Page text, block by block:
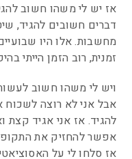
אז יש לי משהו חשוב
דברים חשובים להגיד,
מחשבות. אלו היו
זמנית, רוב הזמן הייתי
ויש לי משהו חשוב
אבל אני לא רוצה
להגיד. אז אני אגיד קצת
אפשר להחזיק את
אז סלחו לי על